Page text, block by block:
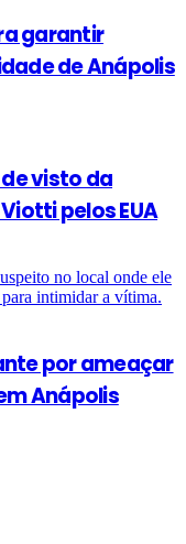
garantir
de Anápolis
visto da
pelos EUA
por ameaçar
Anápolis